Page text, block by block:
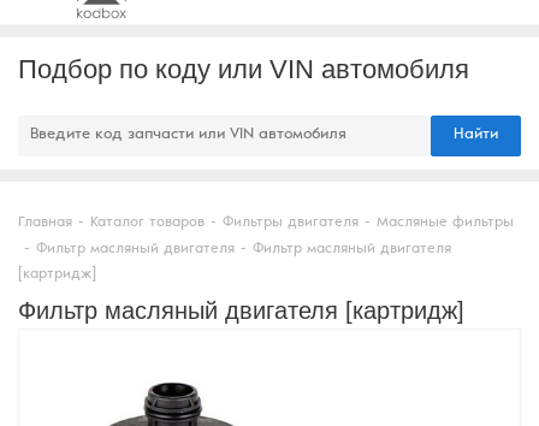
Подбор по коду или VIN автомобиля
Найти
Главная - Каталог товаров - Фильтры двигателя - Масляные фильтры
- Фильтр масляный двигателя - Фильтр масляный двигателя
[картридж]
Фильтр масляный двигателя [картридж]